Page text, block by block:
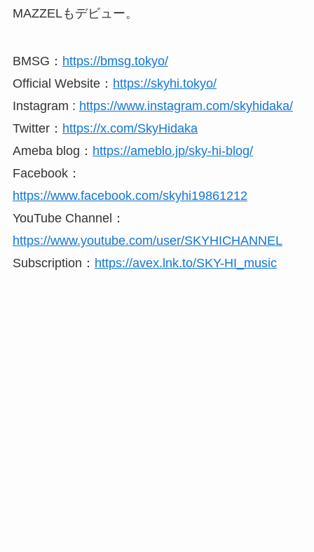
MAZZELもデビュー。
BMSG： https://bmsg.tokyo/
Official Website： https://skyhi.tokyo/
Instagram : https://www.instagram.com/skyhidaka/
Twitter： https://x.com/SkyHidaka
Ameba blog： https://ameblo.jp/sky-hi-blog/
Facebook：
https://www.facebook.com/skyhi19861212
YouTube Channel：
https://www.youtube.com/user/SKYHICHANNEL
Subscription： https://avex.lnk.to/SKY-HI_music